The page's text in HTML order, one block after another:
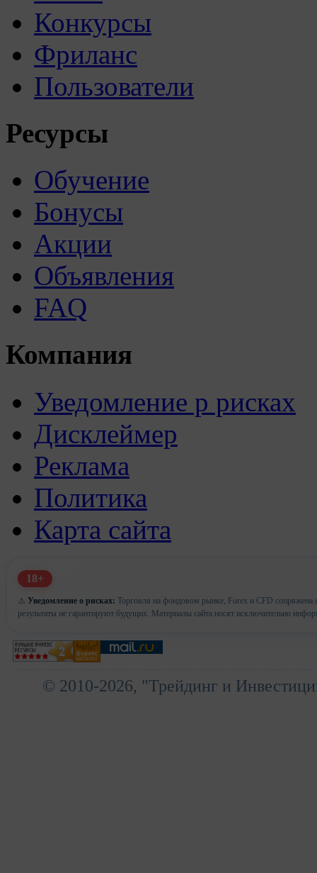
Конкурсы
Фриланс
Пользователи
Ресурсы
Обучение
Бонусы
Акции
Объявления
FAQ
Компания
Уведомление р рисках
Дисклеймер
Реклама
Политика
Карта сайта
18+
⚠️ Уведомление о рисках: Торговля на фондовом рынке, Forex и CFD сопряжена
результаты не гарантируют будущих. Материалы сайта носят исключительно
© 2010-2026, "Трейдинг и